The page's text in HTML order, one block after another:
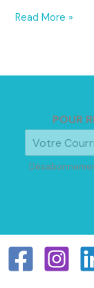
Read More »
POUR